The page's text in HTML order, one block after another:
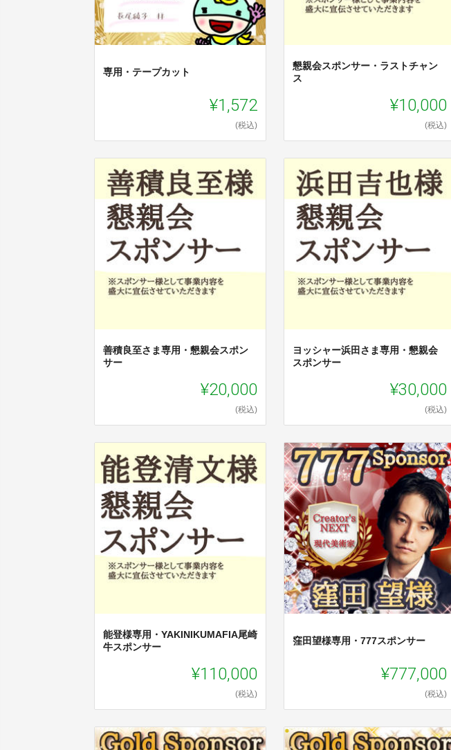
専用・テープカット
¥1,572
(税込)
懇親会スポンサー・ラストチャン
ス
¥10,000
(税込)
善積良至さま専用・懇親会スポン
サー
¥20,000
(税込)
ヨッシャー浜田さま専用・懇親会
スポンサー
¥30,000
(税込)
能登様専用・YAKINIKUMAFIA尾崎
牛スポンサー
¥110,000
(税込)
窪田望様専用・777スポンサー
¥777,000
(税込)